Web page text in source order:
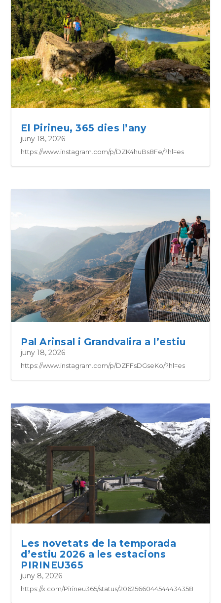
El Pirineu, 365 dies l’any
juny 18, 2026
https://www.instagram.com/p/DZK4huBs8Fe/?hl=es
Pal Arinsal i Grandvalira a l’estiu
juny 18, 2026
https://www.instagram.com/p/DZFFsDGseKo/?hl=es
Les novetats de la temporada
d’estiu 2026 a les estacions
PIRINEU365
juny 8, 2026
https://x.com/Pirineu365/status/2062566044544434358